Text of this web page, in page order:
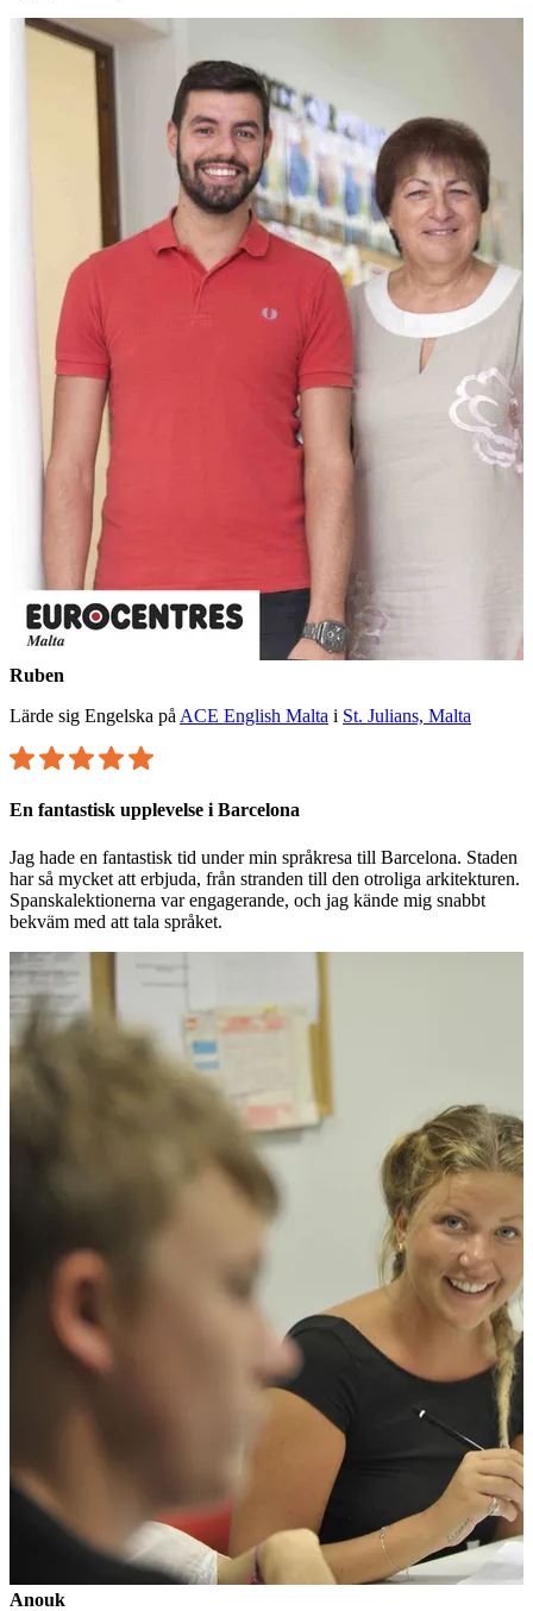
Ruben
Lärde sig Engelska på ACE English Malta i St. Julians, Malta
En fantastisk upplevelse i Barcelona
Jag hade en fantastisk tid under min språkresa till Barcelona. Staden
har så mycket att erbjuda, från stranden till den otroliga arkitekturen.
Spanskalektionerna var engagerande, och jag kände mig snabbt
bekväm med att tala språket.
Anouk